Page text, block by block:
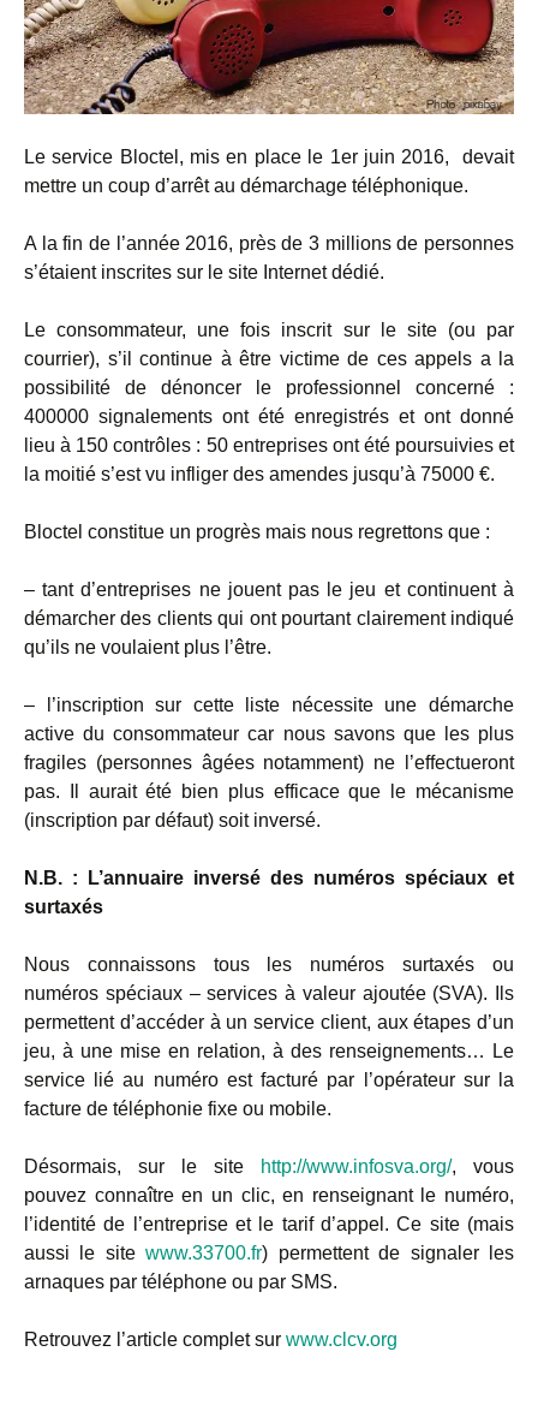
Le service Bloctel, mis en place le 1er juin 2016, devait
mettre un coup d’arrêt au démarchage téléphonique.
A la fin de l’année 2016, près de 3 millions de personnes
s’étaient inscrites sur le site Internet dédié.
Le consommateur, une fois inscrit sur le site (ou par
courrier), s’il continue à être victime de ces appels a la
possibilité de dénoncer le professionnel concerné :
400000 signalements ont été enregistrés et ont donné
lieu à 150 contrôles : 50 entreprises ont été poursuivies et
la moitié s’est vu infliger des amendes jusqu’à 75000 €.
Bloctel constitue un progrès mais nous regrettons que :
– tant d’entreprises ne jouent pas le jeu et continuent à
démarcher des clients qui ont pourtant clairement indiqué
qu’ils ne voulaient plus l’être.
– l’inscription sur cette liste nécessite une démarche
active du consommateur car nous savons que les plus
fragiles (personnes âgées notamment) ne l’effectueront
pas. Il aurait été bien plus efficace que le mécanisme
(inscription par défaut) soit inversé.
N.B. : L’annuaire inversé des numéros spéciaux et
surtaxés
Nous connaissons tous les numéros surtaxés ou
numéros spéciaux – services à valeur ajoutée (SVA). Ils
permettent d’accéder à un service client, aux étapes d’un
jeu, à une mise en relation, à des renseignements… Le
service lié au numéro est facturé par l’opérateur sur la
facture de téléphonie fixe ou mobile.
Désormais, sur le site http://www.infosva.org/, vous
pouvez connaître en un clic, en renseignant le numéro,
l’identité de l’entreprise et le tarif d’appel. Ce site (mais
aussi le sitewww.33700.fr) permettent de signaler les
arnaques par téléphone ou par SMS.
Retrouvez l’article complet sur www.clcv.org